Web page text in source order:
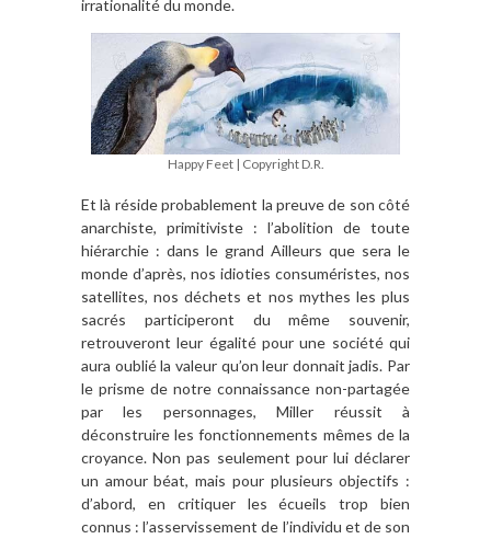
irrationalité du monde.
Happy Feet | Copyright D.R.
Et là réside probablement la preuve de son côté
anarchiste, primitiviste : l’abolition de toute
hiérarchie : dans le grand Ailleurs que sera le
monde d’après, nos idioties consuméristes, nos
satellites, nos déchets et nos mythes les plus
sacrés participeront du même souvenir,
retrouveront leur égalité pour une société qui
aura oublié la valeur qu’on leur donnait jadis. Par
le prisme de notre connaissance non-partagée
par les personnages, Miller réussit à
déconstruire les fonctionnements mêmes de la
croyance. Non pas seulement pour lui déclarer
un amour béat, mais pour plusieurs objectifs :
d’abord, en critiquer les écueils trop bien
connus : l’asservissement de l’individu et de son